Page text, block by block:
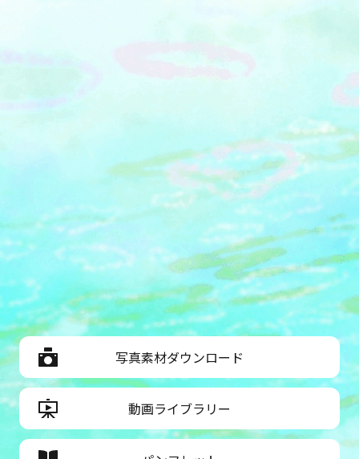
写真素材ダウンロード
動画ライブラリー